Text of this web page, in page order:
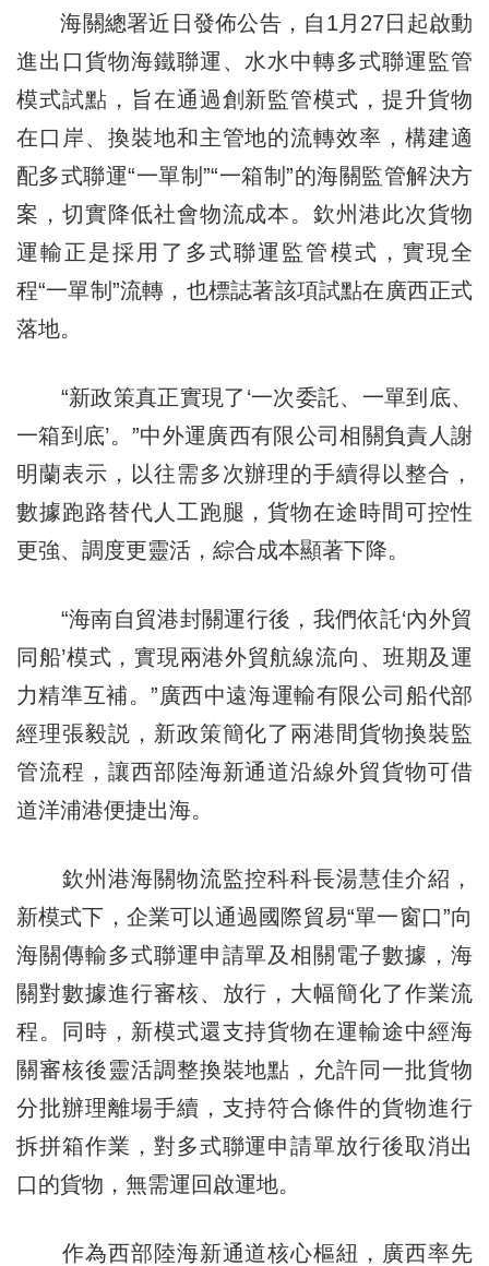
海關總署近日發佈公告，自1月27日起啟動
進出口貨物海鐵聯運、水水中轉多式聯運監管
模式試點，旨在通過創新監管模式，提升貨物
在口岸、換裝地和主管地的流轉效率，構建適
配多式聯運“一單制”“一箱制”的海關監管解決方
案，切實降低社會物流成本。欽州港此次貨物
運輸正是採用了多式聯運監管模式，實現全
程“一單制”流轉，也標誌著該項試點在廣西正式
落地。
“新政策真正實現了‘一次委託、一單到底、
一箱到底’。”中外運廣西有限公司相關負責人謝
明蘭表示，以往需多次辦理的手續得以整合，
數據跑路替代人工跑腿，貨物在途時間可控性
更強、調度更靈活，綜合成本顯著下降。
“海南自貿港封關運行後，我們依託‘內外貿
同船’模式，實現兩港外貿航線流向、班期及運
力精準互補。”廣西中遠海運輸有限公司船代部
經理張毅説，新政策簡化了兩港間貨物換裝監
管流程，讓西部陸海新通道沿線外貿貨物可借
道洋浦港便捷出海。
欽州港海關物流監控科科長湯慧佳介紹，
新模式下，企業可以通過國際貿易“單一窗口”向
海關傳輸多式聯運申請單及相關電子數據，海
關對數據進行審核、放行，大幅簡化了作業流
程。同時，新模式還支持貨物在運輸途中經海
關審核後靈活調整換裝地點，允許同一批貨物
分批辦理離場手續，支持符合條件的貨物進行
拆拼箱作業，對多式聯運申請單放行後取消出
口的貨物，無需運回啟運地。
作為西部陸海新通道核心樞紐，廣西率先